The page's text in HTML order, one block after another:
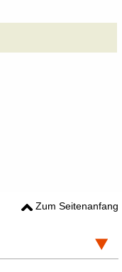
Zum Seitenanfang